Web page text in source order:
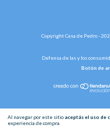
Al navegar por este sitio aceptás el uso de
experiencia de compra.
Copyright Casa de Pedro -
Defensa de las y los
Botón de